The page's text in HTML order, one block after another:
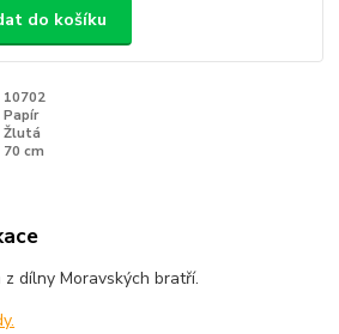
do košíku
10702
Papír
Žlutá
70 cm
dílny Moravských bratří.